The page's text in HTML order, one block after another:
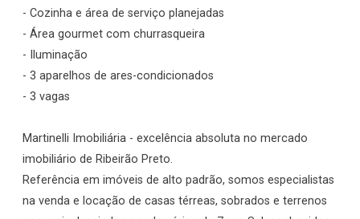
- Cozinha e área de serviço planejadas
- Área gourmet com churrasqueira
- Iluminação
- 3 aparelhos de ares-condicionados
- 3 vagas
Martinelli Imobiliária - excelência absoluta no mercado
imobiliário de Ribeirão Preto.
Referência em imóveis de alto padrão, somos especialistas
na venda e locação de casas térreas, sobrados e terrenos